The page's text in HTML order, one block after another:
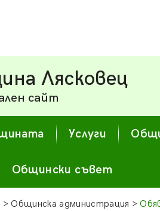
Лясковец
сайт
Услуги
Общински съвет
> Общинска администрация >